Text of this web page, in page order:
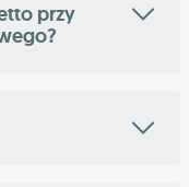
przy